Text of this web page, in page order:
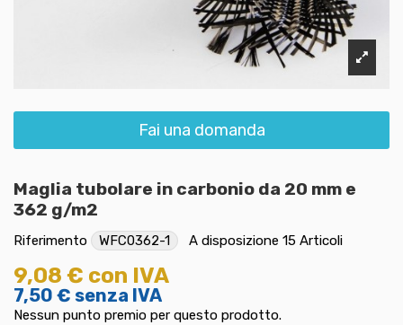
Fai una domanda
Maglia tubolare in carbonio da 20 mm e
362 g/m2
Riferimento WFC0362-1 A disposizione 15 Articoli
9,08 € con IVA
7,50 € senza IVA
Nessun punto premio per questo prodotto.